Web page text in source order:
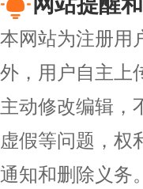
本网站为注册用
外，用户自主上
主动修改编辑，
虚假等问题，权
通知和删除义务。